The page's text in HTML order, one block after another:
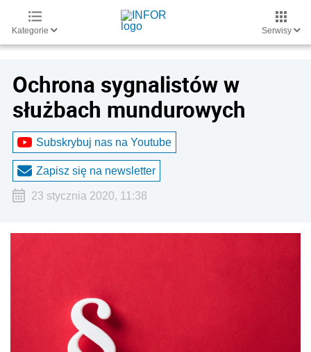
Kategorie Serwisy
Ochrona sygnalistów w
służbach mundurowych
Subskrybuj nas na Youtube
Zapisz się na newsletter
23 stycznia 2020, 11:38